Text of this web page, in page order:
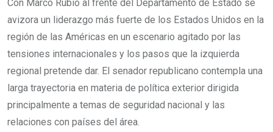
Con Marco Rubio al frente del Departamento de Estado se
avizora un liderazgo más fuerte de los Estados Unidos en la
región de las Américas en un escenario agitado por las
tensiones internacionales y los pasos que la izquierda
regional pretende dar. El senador republicano contempla una
larga trayectoria en materia de política exterior dirigida
principalmente a temas de seguridad nacional y las
relaciones con países del área.